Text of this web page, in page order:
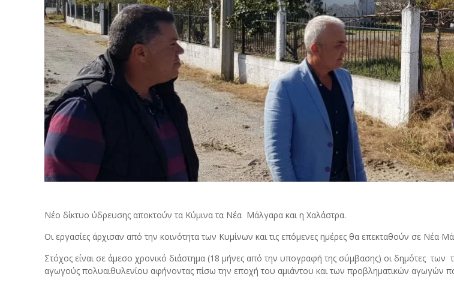
Νέο δίκτυο ύδρευσης αποκτούν τα Κύμινα τα Νέα Μάλγαρα και η Χαλάστρα.
Οι εργασίες άρχισαν από την κοινότητα των Κυμίνων και τις επόμενες ημέρες θα επεκταθούν σε Νέα
Στόχος είναι σε άμεσο χρονικό διάστημα (18 μήνες από την υπογραφή της σύμβασης) οι δημότες
αγωγούς πολυαιθυλενίου αφήνοντας πίσω την εποχή του αμιάντου και των προβληματικών αγωγών